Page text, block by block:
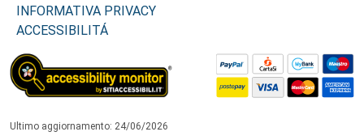
INFORMATIVA PRIVACY
ACCESSIBILITÁ
Ultimo aggiornamento: 24/06/2026